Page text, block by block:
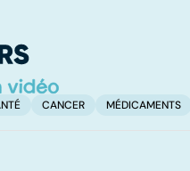
CANCER MÉDICAMENTS